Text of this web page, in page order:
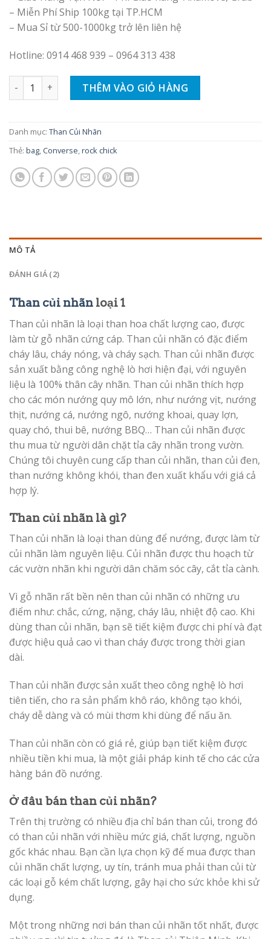
– Miễn Phí Ship 100kg tại TP.HCM
– Mua Sỉ từ 500-1000kg trở lên liên hệ
Hotline: 0914 468 939 – 0964 313 438
Than Củi Nhãn Tại TP.HCM - Than Sạch Trường Sang số
THÊM VÀO GIỎ HÀNG
Danh mục: Than Củi Nhãn
Thẻ: bag, Converse,rock chick
MÔ TẢ
ĐÁNH GIÁ (2)
Than củi nhãn loại 1
Than củi nhãn là loại than hoa chất lượng cao, được
làm từ gỗ nhãn cứng cáp. Than củi nhãn có đặc điểm
cháy lâu, cháy nóng, và cháy sạch. Than củi nhãn được
sản xuất bằng công nghệ lò hơi hiện đại, với nguyên
liệu là 100% thân cây nhãn. Than củi nhãn thích hợp
cho các món nướng quy mô lớn, như nướng vịt, nướng
thịt, nướng cá, nướng ngô, nướng khoai, quay lợn,
quay chó, thui bê, nướng BBQ… Than củi nhãn được
thu mua từ người dân chặt tỉa cây nhãn trong vườn.
Chúng tôi chuyên cung cấp than củi nhãn, than củi đen,
than nướng không khói, than đen xuất khẩu với giá cả
hợp lý.
Than củi nhãn là gì?
Than củi nhãn là loại than dùng để nướng, được làm từ
củi nhãn làm nguyên liệu. Củi nhãn được thu hoạch từ
các vườn nhãn khi người dân chăm sóc cây, cắt tỉa cành.
Vì gỗ nhãn rất bền nên than củi nhãn có những ưu
điểm như: chắc, cứng, nặng, cháy lâu, nhiệt độ cao. Khi
dùng than củi nhãn, bạn sẽ tiết kiệm được chi phí và đạt
được hiệu quả cao vì than cháy được trong thời gian
dài.
Than củi nhãn được sản xuất theo công nghệ lò hơi
tiên tiến, cho ra sản phẩm khô ráo, không tạo khói,
cháy dễ dàng và có mùi thơm khi dùng để nấu ăn.
Than củi nhãn còn có giá rẻ, giúp bạn tiết kiệm được
nhiều tiền khi mua, là một giải pháp kinh tế cho các cửa
hàng bán đồ nướng.
Ở đâu bán than củi nhãn?
Trên thị trường có nhiều địa chỉ bán than củi, trong đó
có than củi nhãn với nhiều mức giá, chất lượng, nguồn
gốc khác nhau. Bạn cần lựa chọn kỹ để mua được than
củi nhãn chất lượng, uy tín, tránh mua phải than củi từ
các loại gỗ kém chất lượng, gây hại cho sức khỏe khi sử
dụng.
Một trong những nơi bán than củi nhãn tốt nhất, được